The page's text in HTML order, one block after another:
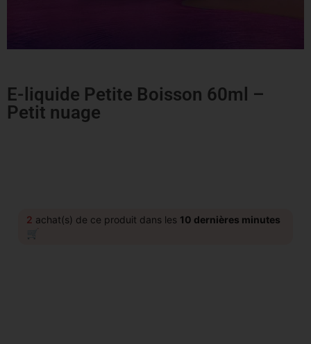
E-liquide Petite Boisson 60ml –
Petit nuage
2 achat(s) de ce produit dans les 10 dernières minutes
🛒